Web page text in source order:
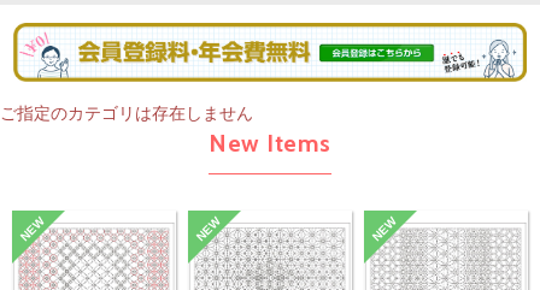
ご指定のカテゴリは存在しません
New Items
NEW NEW NEW